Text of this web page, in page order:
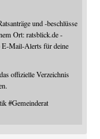
und -beschlüsse
Ort: ratsblick.de -
E-Mail-Alerts für deine
offizielle Verzeichnis
#Gemeinderat